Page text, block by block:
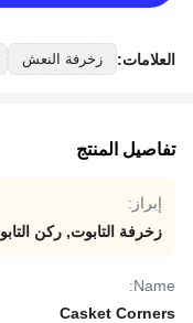
العلامات: زخرفة النعش
تفاصيل المنتج
إبراز:
زخرفة التابوت, ركن
Name:
Casket Corners